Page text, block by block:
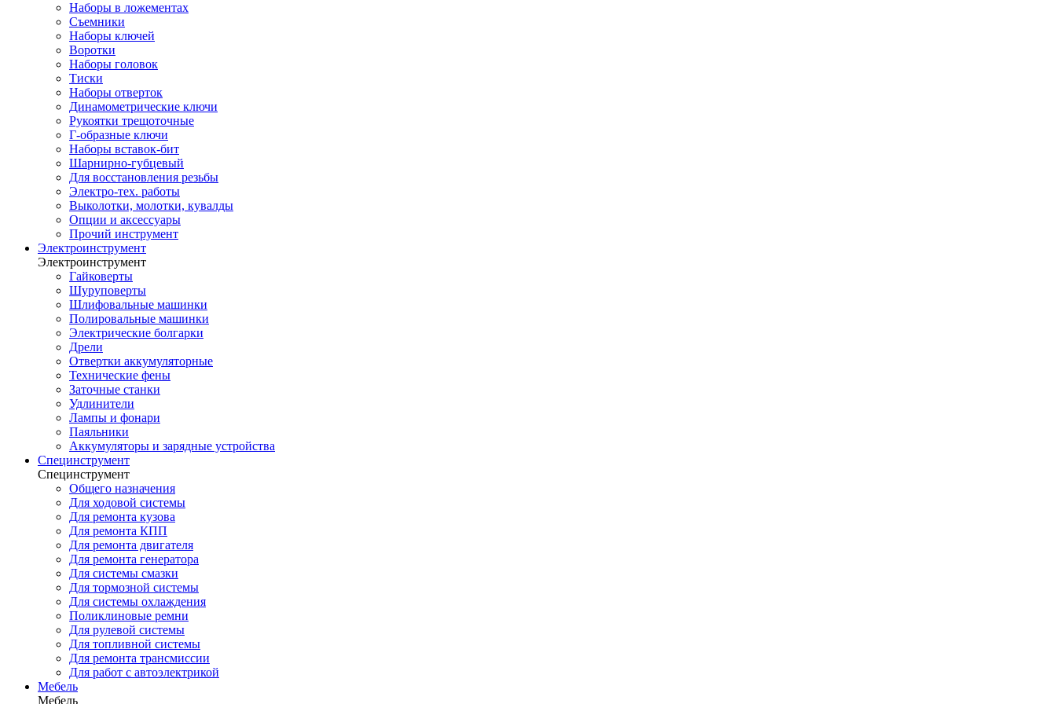
Наборы в ложементах
Съемники
Наборы ключей
Воротки
Наборы головок
Тиски
Наборы отверток
Динамометрические ключи
Рукоятки трещоточные
Г-образные ключи
Наборы вставок-бит
Шарнирно-губцевый
Для восстановления резьбы
Электро-тех. работы
Выколотки, молотки, кувалды
Опции и аксессуары
Прочий инструмент
Электроинструмент
Электроинструмент
Гайковерты
Шуруповерты
Шлифовальные машинки
Полировальные машинки
Электрические болгарки
Дрели
Отвертки аккумуляторные
Технические фены
Заточные станки
Удлинители
Лампы и фонари
Паяльники
Аккумуляторы и зарядные устройства
Специнструмент
Специнструмент
Общего назначения
Для ходовой системы
Для ремонта кузова
Для ремонта КПП
Для ремонта двигателя
Для ремонта генератора
Для системы смазки
Для тормозной системы
Для системы охлаждения
Поликлиновые ремни
Для рулевой системы
Для топливной системы
Для ремонта трансмиссии
Для работ с автоэлектрикой
Мебель
Мебель